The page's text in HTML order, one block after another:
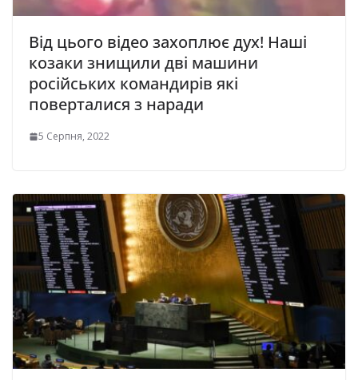
Від цього відео захоплює дух! Наші
козаки знищили дві машини
російських командирів які
поверталися з наради
5 Серпня, 2022